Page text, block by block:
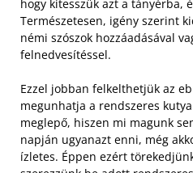
hogy kitesszük azt a tányérba,
Természetesen, igény szerint
némi szószok hozzáadásával
felnedvesítéssel.
Ezzel jobban felkelthetjük az
megunhatja a rendszeres
meglepő, hiszen mi magunk
napján ugyanazt enni, még
ízletes. Éppen ezért